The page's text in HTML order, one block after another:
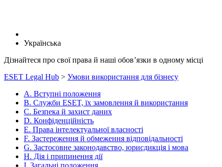
Українська
Дізнайтеся про свої права й наші обов’язки в одному місці
ESET Legal Hub > Умови використання для бізнесу
A. Вступні положення
B. Служби ESET, їх замовлення й використання
C. Безпека й захист даних
D. Конфіденційність
E. Права інтелектуальної власності
F. Застереження й обмеження відповідальності
G. Застосовне законодавство, юрисдикція і мова
H. Дія і припинення дії
I. Загальні положення